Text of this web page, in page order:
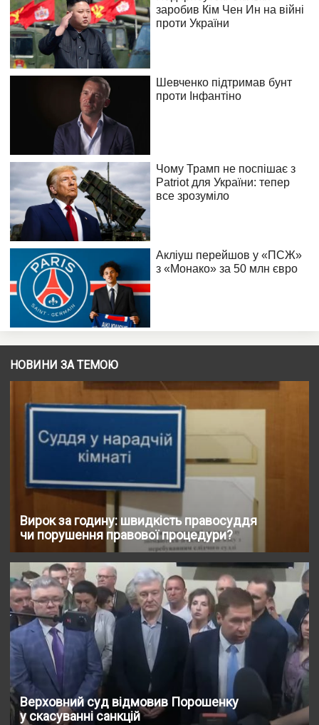
НОВИНИ ЗА ТЕМОЮ
Вирок за годину: швидкість правосуддя
чи порушення правової процедури?
Верховний суд відмовив Порошенку
у скасуванні санкцій